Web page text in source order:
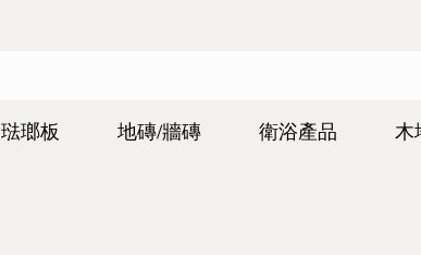
琺瑯板 地磚/牆磚 衛浴產品 木